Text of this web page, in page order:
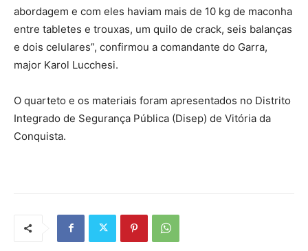
abordagem e com eles haviam mais de 10 kg de maconha
entre tabletes e trouxas, um quilo de crack, seis balanças
e dois celulares”, confirmou a comandante do Garra,
major Karol Lucchesi.
O quarteto e os materiais foram apresentados no Distrito
Integrado de Segurança Pública (Disep) de Vitória da
Conquista.